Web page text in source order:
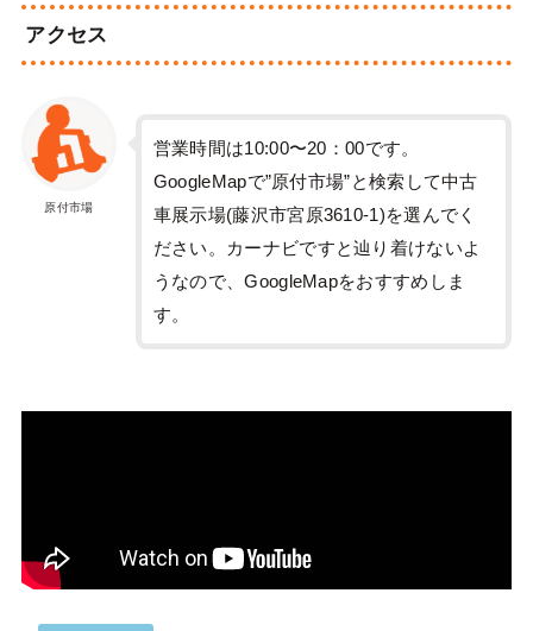
アクセス
原付市場
営業時間は10:00〜20：00です。
GoogleMapで”原付市場”と検索して中古
車展示場(藤沢市宮原3610-1)を選んでく
ださい。カーナビですと辿り着けないよ
うなので、GoogleMapをおすすめしま
す。